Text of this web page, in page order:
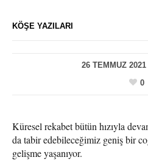
KÖŞE YAZILARI
26 TEMMUZ 2021
0
Küresel rekabet bütün hızıyla
da tabir edebileceğimiz geniş bir
gelişme yaşanıyor.